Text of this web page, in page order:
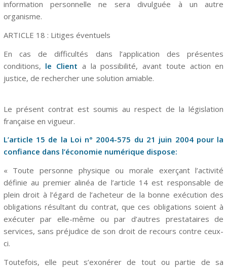
information personnelle ne sera divulguée à un autre
organisme.
ARTICLE 18 : Litiges éventuels
En cas de difficultés dans l’application des présentes
conditions, le Client a la possibilité, avant toute action en
justice, de rechercher une solution amiable.
Le présent contrat est soumis au respect de la législation
française en vigueur.
L’article 15 de la Loi n° 2004-575 du 21 juin 2004 pour la
confiance dans l’économie numérique dispose:
« Toute personne physique ou morale exerçant l’activité
définie au premier alinéa de l’article 14 est responsable de
plein droit à l’égard de l’acheteur de la bonne exécution des
obligations résultant du contrat, que ces obligations soient à
exécuter par elle-même ou par d’autres prestataires de
services, sans préjudice de son droit de recours contre ceux-
ci.
Toutefois, elle peut s’exonérer de tout ou partie de sa